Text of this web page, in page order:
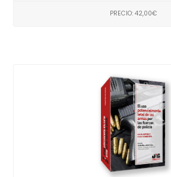
PRECIO: 42,00€